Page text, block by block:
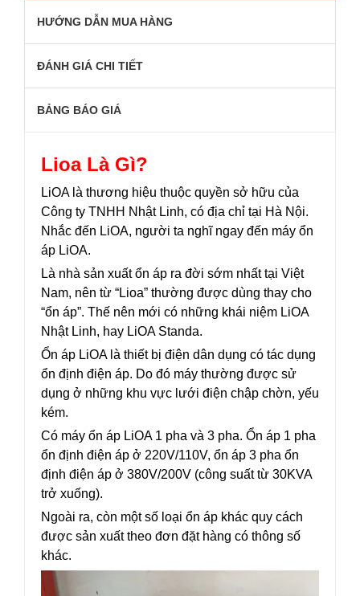
HƯỚNG DẪN MUA HÀNG
ĐÁNH GIÁ CHI TIẾT
BẢNG BÁO GIÁ
Lioa Là Gì?
LiOA là thương hiệu thuộc quyền sở hữu của
Công ty TNHH Nhật Linh, có địa chỉ tại Hà Nội.
Nhắc đến LiOA, người ta nghĩ ngay đến máy ổn
áp LiOA.
Là nhà sản xuất ổn áp ra đời sớm nhất tại Việt
Nam, nên từ “Lioa” thường được dùng thay cho
“ổn áp”. Thế nên mới có những khái niệm LiOA
Nhật Linh, hay LiOA Standa.
Ổn áp LiOA là thiết bị điện dân dụng có tác dụng
ổn định điện áp. Do đó máy thường được sử
dụng ở những khu vực lưới điện chập chờn, yếu
kém.
Có máy ổn áp LiOA 1 pha và 3 pha. Ổn áp 1 pha
ổn định điện áp ở 220V/110V, ổn áp 3 pha ổn
định điện áp ở 380V/200V (công suất từ 30KVA
trở xuống).
Ngoài ra, còn một số loại ổn áp khác quy cách
được sản xuất theo đơn đặt hàng có thông số
khác.